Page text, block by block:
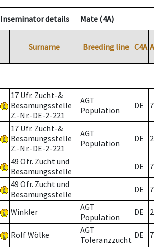
Inseminator details Mate (4A)
Surname Breeding line C4A
17 Ufr. Zucht-&
Besamungsstelle
Z.-Nr.-DE-2-221
AGT
Population
DE 7
17 Ufr. Zucht-&
Besamungsstelle
Z.-Nr.-DE-2-221
AGT
Population
DE 2
49 Ofr. Zucht und
Besamungsstelle
DE 7
49 Ofr. Zucht und
Besamungsstelle
DE 7
Winkler
AGT
Population
DE 2
Rolf Wölke
AGT
Toleranzzucht DE 7